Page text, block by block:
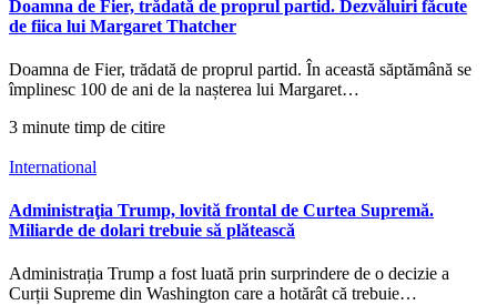
Doamna de Fier, trădată de proprul partid. Dezvăluiri făcute
de fiica lui Margaret Thatcher
Doamna de Fier, trădată de proprul partid. În această săptămână se
împlinesc 100 de ani de la nașterea lui Margaret…
3 minute timp de citire
International
Administraţia Trump, lovită frontal de Curtea Supremă.
Miliarde de dolari trebuie să plătească
Administrația Trump a fost luată prin surprindere de o decizie a
Curții Supreme din Washington care a hotărât că trebuie…